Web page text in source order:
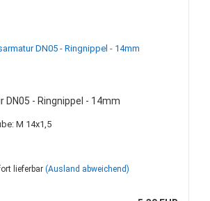
DN05 - Ringnippel - 14mm
M 14x1,5
lieferbar (Ausland abweichend)